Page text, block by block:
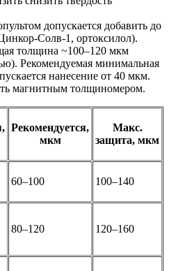
допускается добавить до
Солв-1, ортоксилол).
толщина ~100–120 мкм
Рекомендуемая минимальная
нанесение от 40 мкм.
магнитным толщиномером.
Рекомендуется,
мкм
Макс.
защита, мкм
60–100 100–140
80–120 120–160